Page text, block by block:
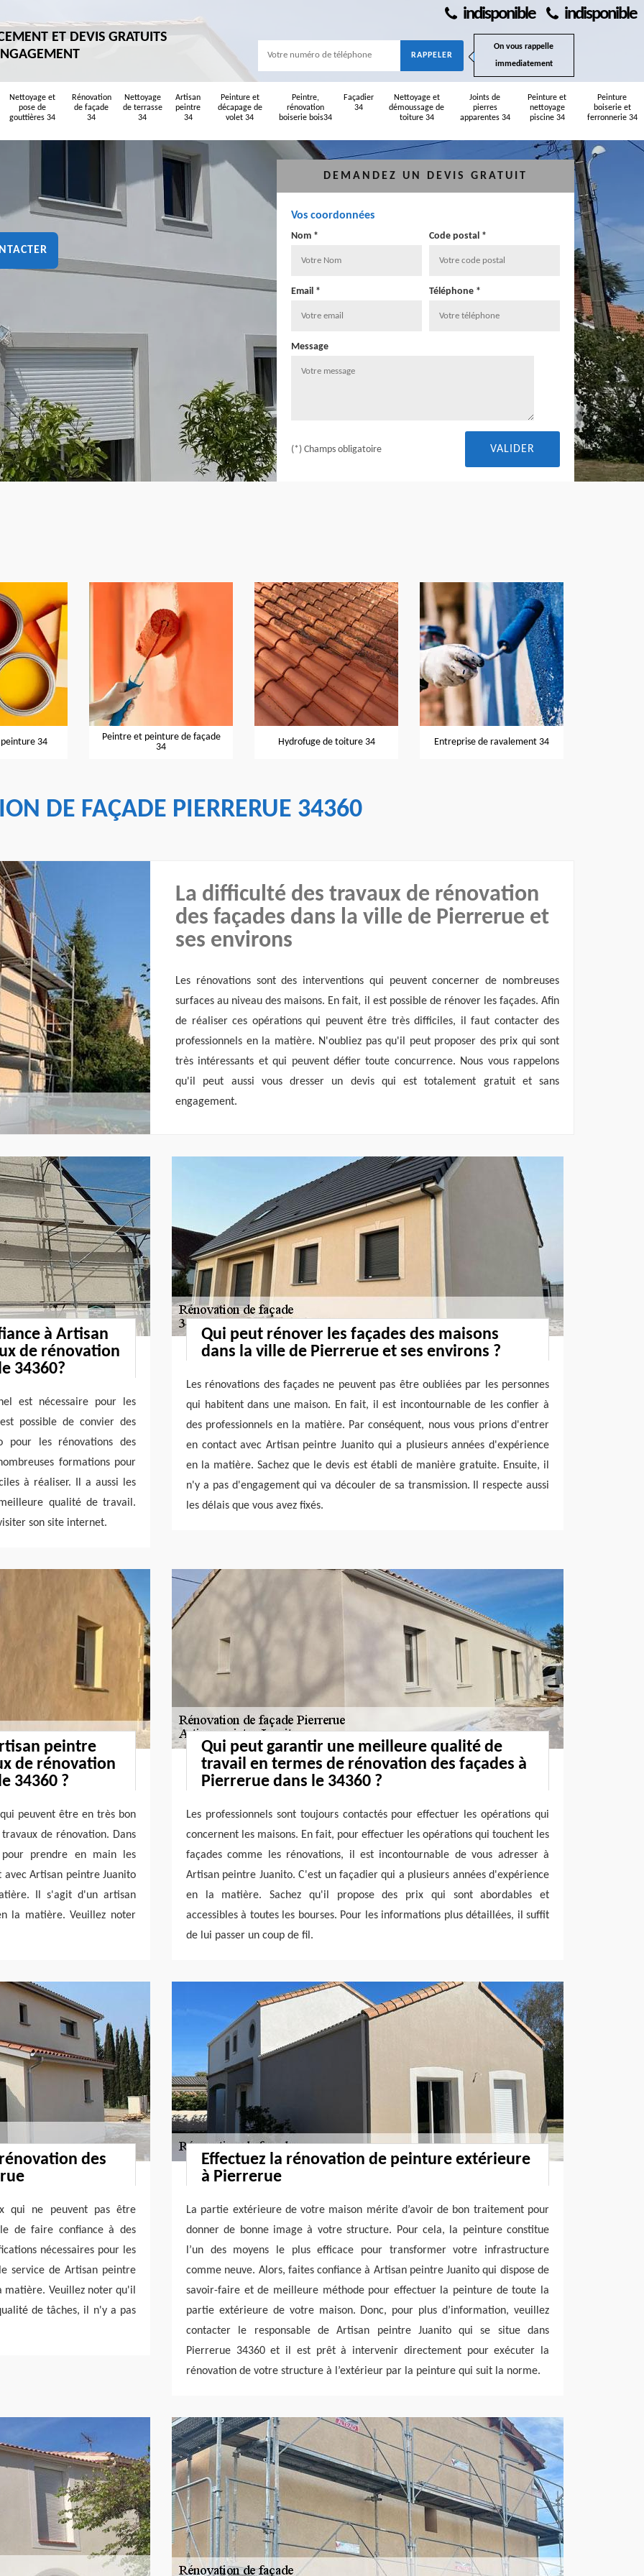
indisponible indisponible
ET DEVIS GRATUITS
On vous rappelle
immediatement
Nettoyage et
pose de
gouttières 34
Rénovation
de façade
34
Nettoyage
de terrasse
34
Artisan
peintre
34
Peinture et
décapage de
volet 34
Peintre,
rénovation
boiserie bois34
Façadier
34
Nettoyage et
démoussage de
toiture 34
Joints de
pierres
apparentes 34
Peinture et
nettoyage
piscine 34
Peinture
boiserie et
ferronnerie 34
DEMANDEZ UN DEVIS GRATUIT
Vos coordonnées
Nom * Code postal *
Email * Téléphone *
Message
(*) Champs obligatoire
de façade
Hydrofuge de toiture 34 Entreprise de ravalement 34
Nettoyage et pose de gouttières
34
DE FAÇADE PIERRERUE 34360
La difficulté des travaux de rénovation
des façades dans la ville de Pierrerue et
ses environs
Les rénovations sont des interventions qui peuvent concerner de nombreuses
surfaces au niveau des maisons. En fait, il est possible de rénover les façades. Afin
de réaliser ces opérations qui peuvent être très difficiles, il faut contacter des
professionnels en la matière. N'oubliez pas qu'il peut proposer des prix qui sont
très intéressants et qui peuvent défier toute concurrence. Nous vous rappelons
qu'il peut aussi vous dresser un devis qui est totalement gratuit et sans
engagement.
à Artisan
de rénovation
34360?
est nécessaire pour les
possible de convier des
pour les rénovations des
formations pour
à réaliser. Il a aussi les
qualité de travail.
son site internet.
Qui peut rénover les façades des maisons
dans la ville de Pierrerue et ses environs ?
Les rénovations des façades ne peuvent pas être oubliées par les personnes
qui habitent dans une maison. En fait, il est incontournable de les confier à
des professionnels en la matière. Par conséquent, nous vous prions d'entrer
en contact avec Artisan peintre Juanito qui a plusieurs années d'expérience
en la matière. Sachez que le devis est établi de manière gratuite. Ensuite, il
n'y a pas d'engagement qui va découler de sa transmission. Il respecte aussi
les délais que vous avez fixés.
peintre
de rénovation
34360 ?
peuvent être en très bon
de rénovation. Dans
pour prendre en main les
Artisan peintre Juanito
Il s'agit d'un artisan
la matière. Veuillez noter
Qui peut garantir une meilleure qualité de
travail en termes de rénovation des façades à
Pierrerue dans le 34360 ?
Les professionnels sont toujours contactés pour effectuer les opérations qui
concernent les maisons. En fait, pour effectuer les opérations qui touchent les
façades comme les rénovations, il est incontournable de vous adresser à
Artisan peintre Juanito. C'est un façadier qui a plusieurs années d'expérience
en la matière. Sachez qu'il propose des prix qui sont abordables et
accessibles à toutes les bourses. Pour les informations plus détaillées, il suffit
de lui passer un coup de fil.
des
qui ne peuvent pas être
de faire confiance à des
nécessaires pour les
service de Artisan peintre
matière. Veuillez noter qu'il
de tâches, il n'y a pas
Effectuez la rénovation de peinture extérieure
à Pierrerue
La partie extérieure de votre maison mérite d’avoir de bon traitement pour
donner de bonne image à votre structure. Pour cela, la peinture constitue
l’un des moyens le plus efficace pour transformer votre infrastructure
comme neuve. Alors, faites confiance à Artisan peintre Juanito qui dispose de
savoir-faire et de meilleure méthode pour effectuer la peinture de toute la
partie extérieure de votre maison. Donc, pour plus d’information, veuillez
contacter le responsable de Artisan peintre Juanito qui se situe dans
Pierrerue 34360 et il est prêt à intervenir directement pour exécuter la
rénovation de votre structure à l’extérieur par la peinture qui suit la norme.